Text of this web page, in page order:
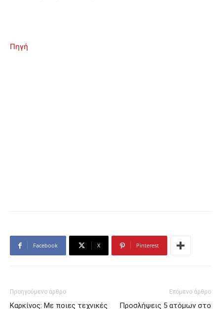
Πηγή
Facebook X Pinterest
Προηγούμενο άρθρο
Καρκίνος: Με ποιες τεχνικές
Επόμενο άρθρο
Προσλήψεις 5 ατόμων στο